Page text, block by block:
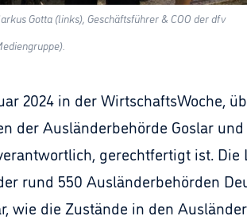
Gotta (links), Geschäftsführer & COO der dfv
2024 in der WirtschaftsWoche,
der Ausländerbehörde Goslar
gerechtfertigt ist. Die
rund 550 Ausländerbehörden
die Zustände in den